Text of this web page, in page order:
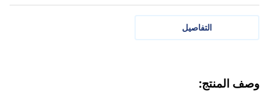
التفاصيل
وصف المنتج: